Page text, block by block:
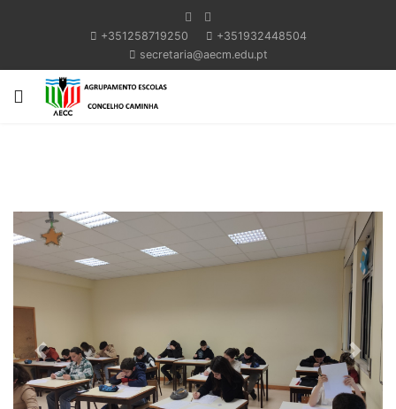
+351258719250
+351932448504
secretaria@aecm.edu.pt
Previous Next